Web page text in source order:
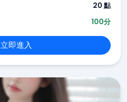
20 點
100分
立即進入